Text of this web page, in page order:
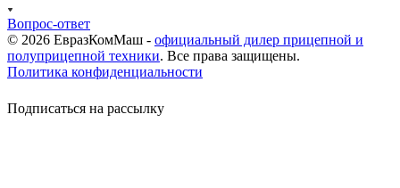
Вопрос-ответ
© 2026 ЕвразКомМаш - официальный дилер прицепной и
полуприцепной техники. Все права защищены.
Политика конфиденциальности
Подписаться на рассылку